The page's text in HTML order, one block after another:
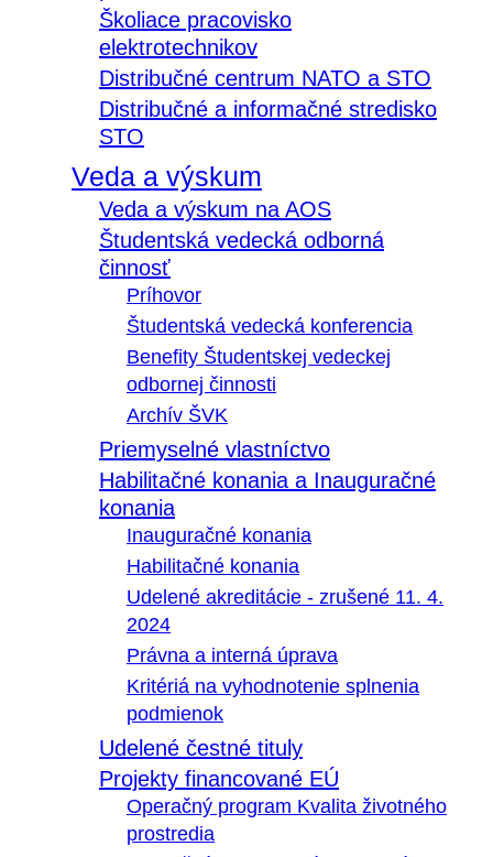
Školiace pracovisko
elektrotechnikov
Distribučné centrum NATO a STO
Distribučné a informačné stredisko
STO
Veda a výskum
Veda a výskum na AOS
Študentská vedecká odborná
činnosť
Príhovor
Študentská vedecká konferencia
Benefity Študentskej vedeckej
odbornej činnosti
Archív ŠVK
Priemyselné vlastníctvo
Habilitačné konania a Inauguračné
konania
Inauguračné konania
Habilitačné konania
Udelené akreditácie - zrušené 11. 4.
2024
Právna a interná úprava
Kritériá na vyhodnotenie splnenia
podmienok
Udelené čestné tituly
Projekty financované EÚ
Operačný program Kvalita životného
prostredia